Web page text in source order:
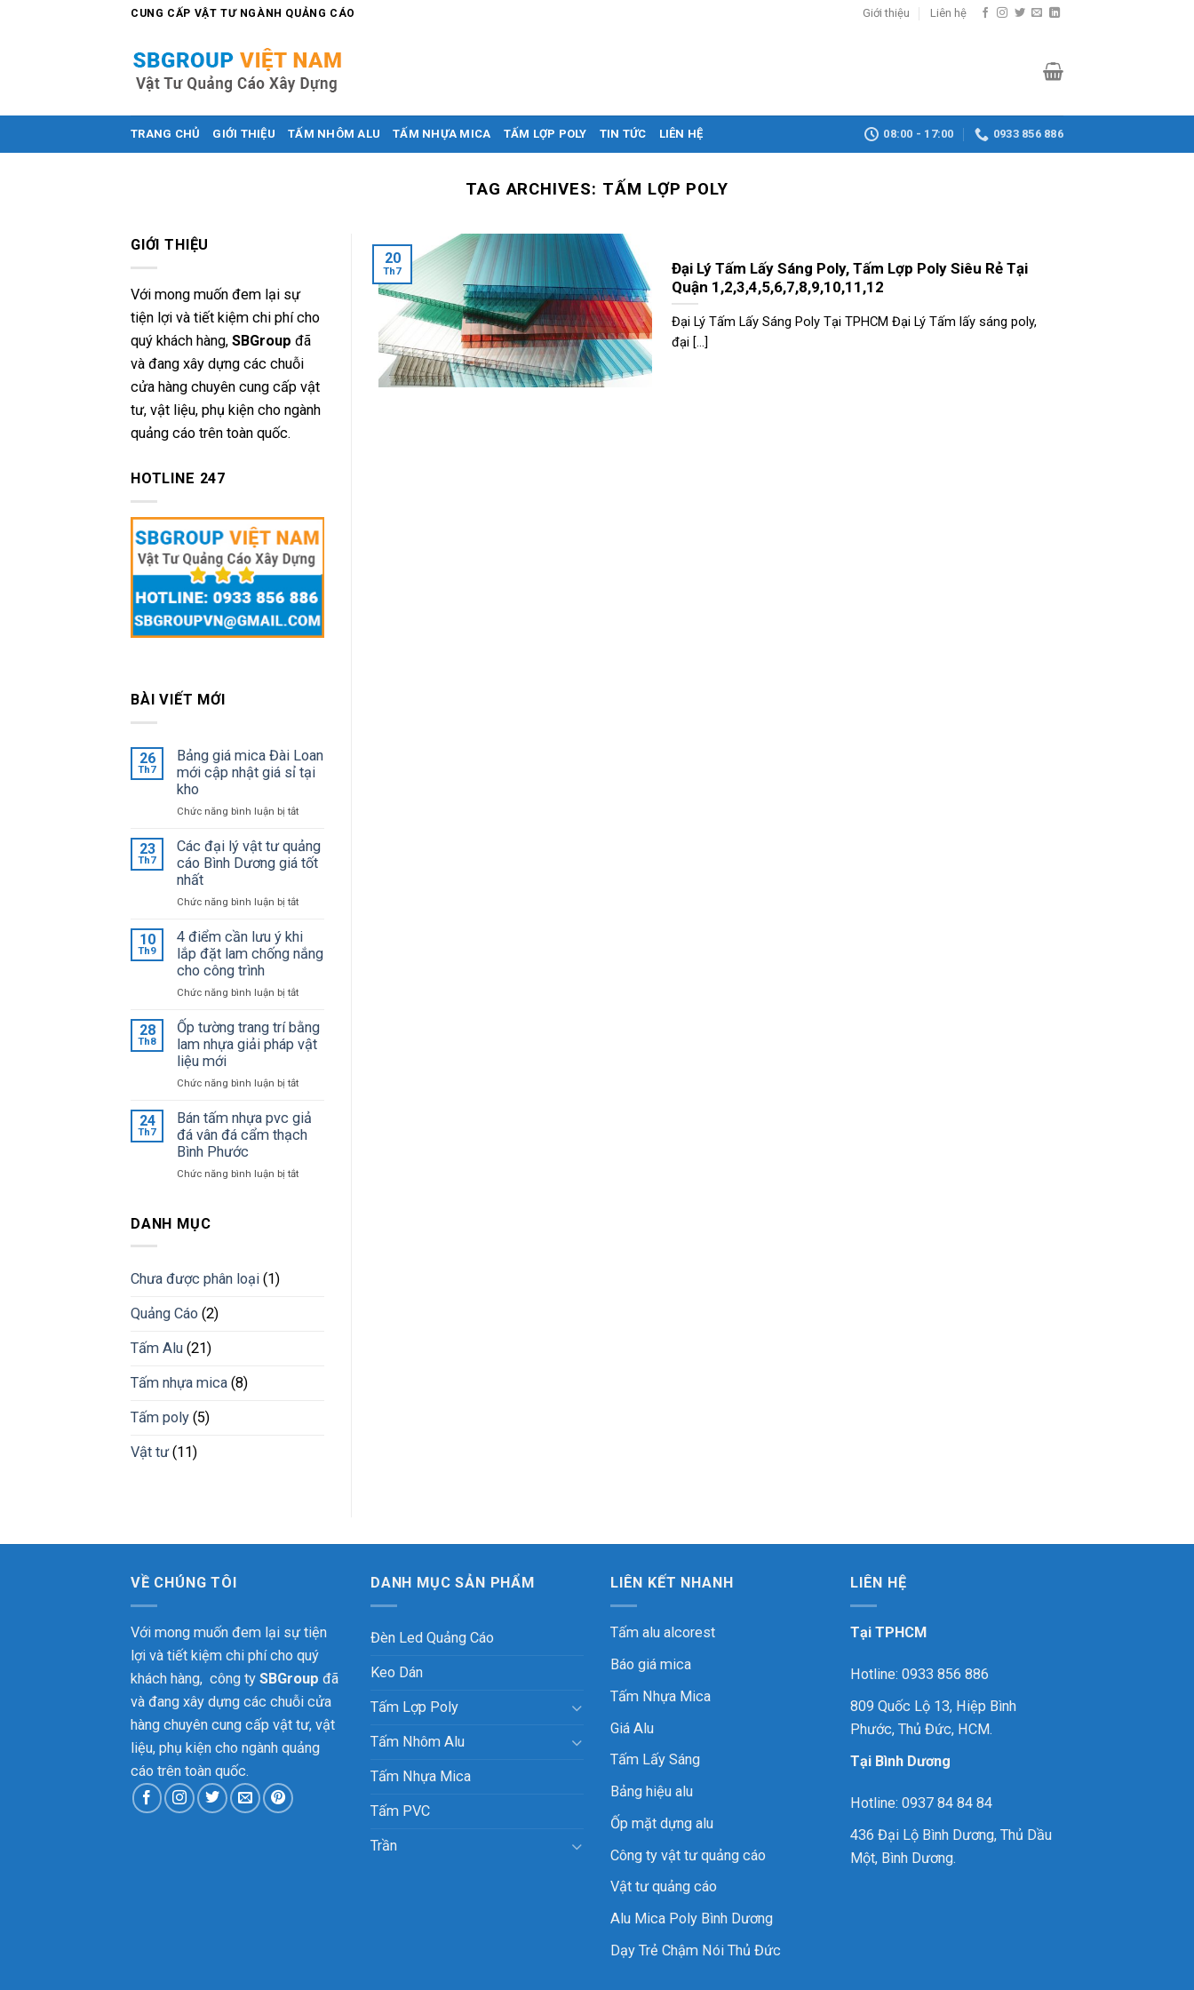
CUNG CẤP VẬT TƯ NGÀNH QUẢNG CÁO Giới thiệu Liên hệ
TRANG CHỦ GIỚI THIỆU TẤM NHÔM ALU TẤM NHỰA MICA TẤM LỢP POLY TIN TỨC LIÊN HỆ 08:00 - 17:00 0933 856 886
TAG ARCHIVES: TẤM LỢP POLY
GIỚI THIỆU
Với mong muốn đem lại sự
tiện lợi và tiết kiệm chi phí cho
quý khách hàng, SBGroup đã
và đang xây dựng các chuỗi
cửa hàng chuyên cung cấp vật
tư, vật liệu, phụ kiện cho ngành
quảng cáo trên toàn quốc.
HOTLINE 247
BÀI VIẾT MỚI
26
Th7
Bảng giá mica Đài Loan
mới cập nhật giá sỉ tại
kho
Chức năng bình luận bị tắtở
giá
mica
mới
nhật
giá
23
Th7
Các đại lý vật tư quảng
cáo Bình Dương giá tốt
nhất
Chức năng bình luận bị tắtở
đại
lý
quảng
Bình
Dương
10
Th9
4 điểm cần lưu ý khi
lắp đặt lam chống nắng
cho công trình
Chức năng bình luận bị tắtở
điểm
cần
lưu
khi
đặt
lam
28
Th8
Ốp tường trang trí bằng
lam nhựa giải pháp vật
liệu mới
Chức năng bình luận bị tắtở
tường
trang
lam
24
Th7
Bán tấm nhựa pvc giả
đá vân đá cẩm thạch
Bình Phước
Chức năng bình luận bị tắtở
DANH MỤC
Chưa được phân loại (1)
Quảng Cáo (2)
Tấm Alu (21)
Tấm nhựa mica (8)
Tấm poly (5)
Vật tư(11)
Đại Lý Tấm Lấy Sáng Poly, Tấm Lợp Poly Siêu Rẻ Tại
Quận 1,2,3,4,5,6,7,8,9,10,11,12
Đại Lý Tấm Lấy Sáng Poly Tại TPHCM Đại Lý Tấm lấy sáng poly,
đại [...]
20
Th7
VỀ CHÚNG TÔI
Với mong muốn đem lại sự tiện
lợi và tiết kiệm chi phí cho quý
khách hàng, công ty SBGroup đã
và đang xây dựng các chuỗi cửa
hàng chuyên cung cấp vật tư, vật
liệu, phụ kiện cho ngành quảng
cáo trên toàn quốc.
DANH MỤC SẢN PHẨM
Đèn Led Quảng Cáo
Keo Dán
Tấm Lợp Poly
Tấm Nhôm Alu
Tấm Nhựa Mica
Tấm PVC
Trần
LIÊN KẾT NHANH
Tấm alu alcorest
Báo giá mica
Tấm Nhựa Mica
Giá Alu
Tấm Lấy Sáng
Bảng hiệu alu
Ốp mặt dựng alu
Công ty vật tư quảng cáo
Vật tư quảng cáo
Alu Mica Poly Bình Dương
Dạy Trẻ Chậm Nói Thủ Đức
LIÊN HỆ
Tại TPHCM
Hotline: 0933 856 886
809 Quốc Lộ 13, Hiệp Bình
Phước, Thủ Đức, HCM.
Tại Bình Dương
Hotline: 0937 84 84 84
436 Đại Lộ Bình Dương, Thủ Dầu
Một, Bình Dương.